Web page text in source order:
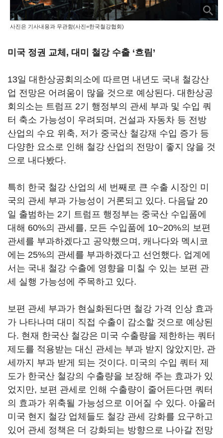
사진은 기사내용과 무관함(사진=한국철강협회)
미국 정권 교체, 대미 철강 수출 ‘흐림’
13일 대한상공회의소에 따르면 내년도 국내 철강산
업 전망은 어려움이 많을 것으로 예상된다. 대한상공
회의소는 트럼프 2기 행정부의 관세 부과 및 수입 쿼
터 축소 가능성이 우려되며, 건설과 자동차 등 전방
산업의 수요 위축, 저가 중국산 철강재 수입 증가 등
다양한 요소로 인해 철강 산업의 전망이 좋지 않을 것
으로 내다봤다.
특히 한국 철강 산업의 세 번째로 큰 수출 시장인 미
국의 관세 부과 가능성이 거론되고 있다. 다음달 20
일 출범하는 2기 트럼프 행정부는 중국산 수입품에
대해 60%의 관세를, 모든 수입품에 10~20%의 보편
관세를 부과하겠다고 공약했으며, 캐나다와 멕시코
에는 25%의 관세를 부과하겠다고 선언했다. 업계에
서는 국내 철강 수출에 영향을 미칠 수 있는 보편 관
세 실행 가능성에 주목하고 있다.
보편 관세 부과가 현실화된다면 철강 가격 인상 효과
가 나타나며 대미 직접 수출이 감소할 것으로 예상된
다. 현재 한국산 철강은 미국 수출량을 제한하는 쿼터
제도를 적용받는 대신 관세는 부과 받지 않았지만, 관
세까지 부과 받게 되는 것이다. 미국의 수입 쿼터 제
도가 한국산 철강의 수출량을 보장해 주는 효과가 있
었지만, 보편 관세로 인해 수출량이 줄어든다면 쿼터
의 효과가 위축될 가능성으로 이어질 수 있다. 아울러
미국 현지 철강 업체들도 철강 관세 강화를 요구하고
있어 관세 정책은 더 강화되는 방향으로 나아갈 전망